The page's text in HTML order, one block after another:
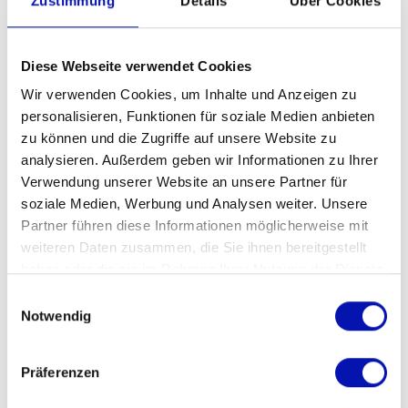
Diese Webseite verwendet Cookies
Wir verwenden Cookies, um Inhalte und Anzeigen zu
personalisieren, Funktionen für soziale Medien anbieten
zu können und die Zugriffe auf unsere Website zu
analysieren. Außerdem geben wir Informationen zu Ihrer
Verwendung unserer Website an unsere Partner für
soziale Medien, Werbung und Analysen weiter. Unsere
Partner führen diese Informationen möglicherweise mit
weiteren Daten zusammen, die Sie ihnen bereitgestellt
Notwendig
Präferenzen
5 gute Gründe für die
Mitgliedschaft
JobCoaching
Vergünstigungen und finanzielle